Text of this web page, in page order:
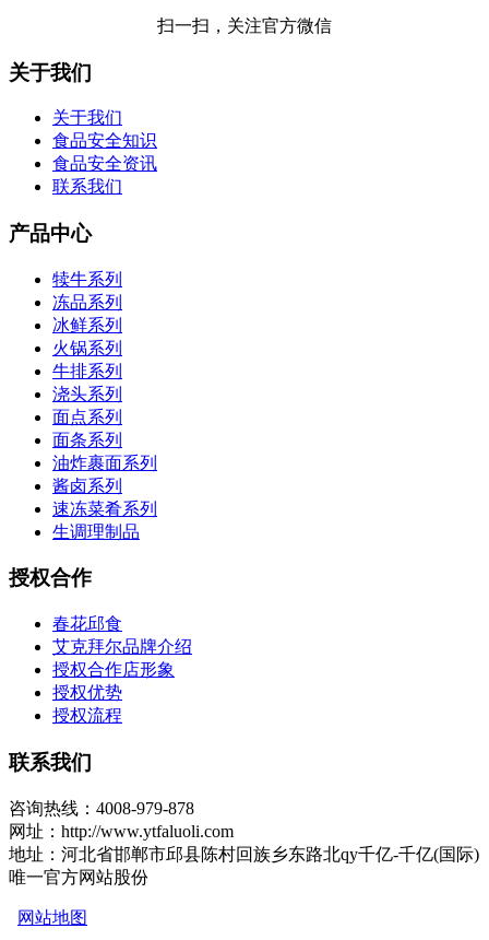
扫一扫，关注官方微信
关于我们
关于我们
食品安全知识
食品安全资讯
联系我们
产品中心
犊牛系列
冻品系列
冰鲜系列
火锅系列
牛排系列
浇头系列
面点系列
面条系列
油炸裹面系列
酱卤系列
速冻菜肴系列
生调理制品
授权合作
春花邱食
艾克拜尔品牌介绍
授权合作店形象
授权优势
授权流程
联系我们
咨询热线：4008-979-878
网址：http://www.ytfaluoli.com
地址：河北省邯郸市邱县陈村回族乡东路北qy千亿-千亿(国际)
唯一官方网站股份
网站地图